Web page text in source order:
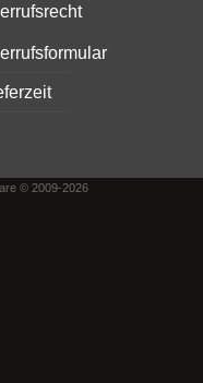
© 2009-2026